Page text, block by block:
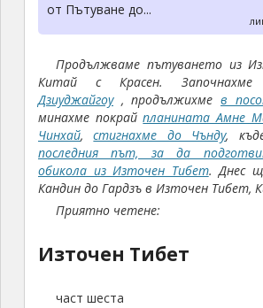
от Пътуване до...
Продължваме пътуването из
Китай с Красен.
Дзиуджайгоу, продължихме в
минахме покрайпланината Амне
Чинхай,стигнахме до Чънду,
последния път, за да
обикола из Източен Тибет. Днес
Кандин до Гардзъ в Източен Тибет,
Приятно четене:
Източен Тибет
част шеста